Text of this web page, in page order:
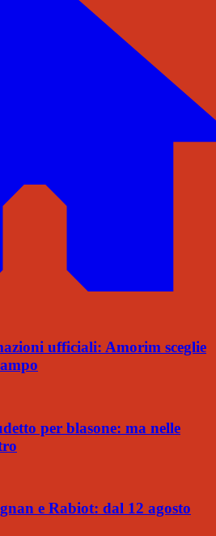
ufficiali: Amorim sceglie
per blasone: ma nelle
e Rabiot: dal 12 agosto